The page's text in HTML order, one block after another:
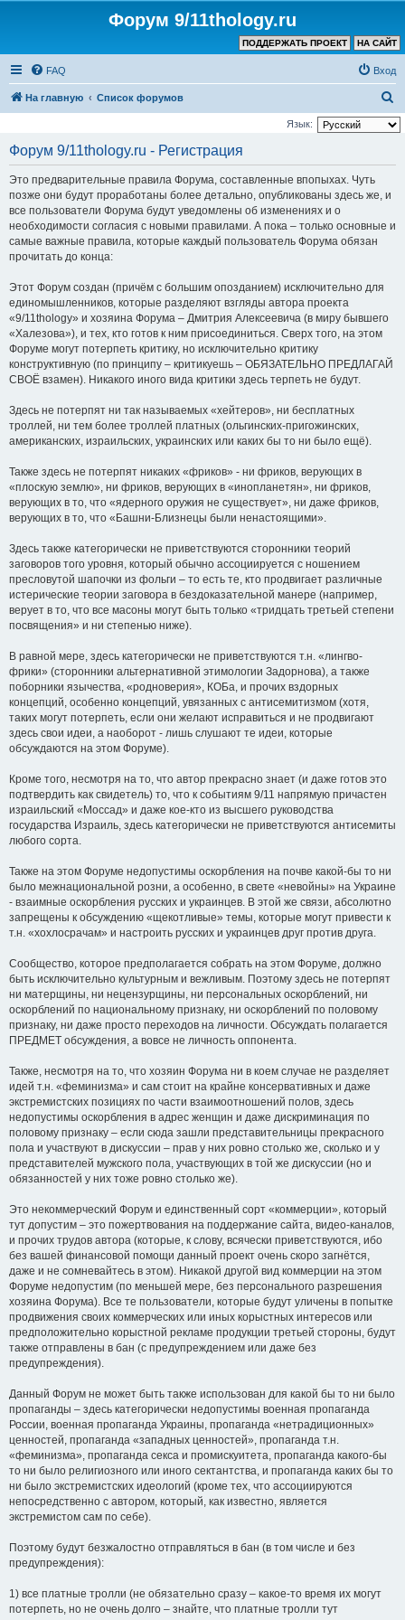
Форум 9/11thology.ru
НА САЙТ
ПОДДЕРЖАТЬ ПРОЕКТ
FAQ Вход
На главную Список форумов
о
Язык:
Форум 9/11thology.ru - Регистрация
Это предварительные правила Форума, составленные впопыхах. Чуть
позже они будут проработаны более детально, опубликованы здесь же, и
все пользователи Форума будут уведомлены об изменениях и о
необходимости согласия с новыми правилами. А пока – только основные и
самые важные правила, которые каждый пользователь Форума обязан
прочитать до конца:
Этот Форум создан (причём с большим опозданием) исключительно для
единомышленников, которые разделяют взгляды автора проекта
«9/11thology» и хозяина Форума – Дмитрия Алексеевича (в миру бывшего
«Халезова»), и тех, кто готов к ним присоединиться. Сверх того, на этом
Форуме могут потерпеть критику, но исключительно критику
конструктивную (по принципу – критикуешь – ОБЯЗАТЕЛЬНО ПРЕДЛАГАЙ
СВОЁ взамен). Никакого иного вида критики здесь терпеть не будут.
Здесь не потерпят ни так называемых «хейтеров», ни бесплатных
троллей, ни тем более троллей платных (ольгинских-пригожинских,
американских, израильских, украинских или каких бы то ни было ещё).
Также здесь не потерпят никаких «фриков» - ни фриков, верующих в
«плоскую землю», ни фриков, верующих в «инопланетян», ни фриков,
верующих в то, что «ядерного оружия не существует», ни даже фриков,
верующих в то, что «Башни-Близнецы были ненастоящими».
Здесь также категорически не приветствуются сторонники теорий
заговоров того уровня, который обычно ассоциируется с ношением
пресловутой шапочки из фольги – то есть те, кто продвигает различные
истерические теории заговора в бездоказательной манере (например,
верует в то, что все масоны могут быть только «тридцать третьей степени
посвящения» и ни степенью ниже).
В равной мере, здесь категорически не приветствуются т.н. «лингво-
фрики» (сторонники альтернативной этимологии Задорнова), а также
поборники язычества, «родноверия», КОБа, и прочих вздорных
концепций, особенно концепций, увязанных с антисемитизмом (хотя,
таких могут потерпеть, если они желают исправиться и не продвигают
здесь свои идеи, а наоборот - лишь слушают те идеи, которые
обсуждаются на этом Форуме).
Кроме того, несмотря на то, что автор прекрасно знает (и даже готов это
подтвердить как свидетель) то, что к событиям 9/11 напрямую причастен
израильский «Моссад» и даже кое-кто из высшего руководства
государства Израиль, здесь категорически не приветствуются антисемиты
любого сорта.
Также на этом Форуме недопустимы оскорбления на почве какой-бы то ни
было межнациональной розни, а особенно, в свете «невойны» на Украине
- взаимные оскорбления русских и украинцев. В этой же связи, абсолютно
запрещены к обсуждению «щекотливые» темы, которые могут привести к
т.н. «хохлосрачам» и настроить русских и украинцев друг против друга.
Сообщество, которое предполагается собрать на этом Форуме, должно
быть исключительно культурным и вежливым. Поэтому здесь не потерпят
ни матерщины, ни нецензурщины, ни персональных оскорблений, ни
оскорблений по национальному признаку, ни оскорблений по половому
признаку, ни даже просто переходов на личности. Обсуждать полагается
ПРЕДМЕТ обсуждения, а вовсе не личность оппонента.
Также, несмотря на то, что хозяин Форума ни в коем случае не разделяет
идей т.н. «феминизма» и сам стоит на крайне консервативных и даже
экстремистских позициях по части взаимоотношений полов, здесь
недопустимы оскорбления в адрес женщин и даже дискриминация по
половому признаку – если сюда зашли представительницы прекрасного
пола и участвуют в дискуссии – прав у них ровно столько же, сколько и у
представителей мужского пола, участвующих в той же дискуссии (но и
обязанностей у них тоже ровно столько же).
Это некоммерческий Форум и единственный сорт «коммерции», который
тут допустим – это пожертвования на поддержание сайта, видео-каналов,
и прочих трудов автора (которые, к слову, всячески приветствуются, ибо
без вашей финансовой помощи данный проект очень скоро загнётся,
даже и не сомневайтесь в этом). Никакой другой вид коммерции на этом
Форуме недопустим (по меньшей мере, без персонального разрешения
хозяина Форума). Все те пользователи, которые будут уличены в попытке
продвижения своих коммерческих или иных корыстных интересов или
предположительно корыстной рекламе продукции третьей стороны, будут
также отправлены в бан (с предупреждением или даже без
предупреждения).
Данный Форум не может быть также использован для какой бы то ни было
пропаганды – здесь категорически недопустимы военная пропаганда
России, военная пропаганда Украины, пропаганда «нетрадиционных»
ценностей, пропаганда «западных ценностей», пропаганда т.н.
«феминизма», пропаганда секса и промискуитета, пропаганда какого-бы
то ни было религиозного или иного сектантства, и пропаганда каких бы то
ни было экстремистских идеологий (кроме тех, что ассоциируются
непосредственно с автором, который, как известно, является
экстремистом сам по себе).
Поэтому будут безжалостно отправляться в бан (в том числе и без
предупреждения):
1) все платные тролли (не обязательно сразу – какое-то время их могут
потерпеть, но не очень долго – знайте, что платные тролли тут